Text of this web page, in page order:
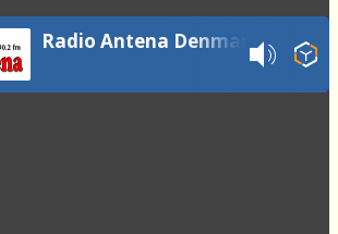
Radio Antena Denmark